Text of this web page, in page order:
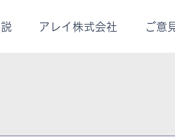
アレイ株式会社 ご意